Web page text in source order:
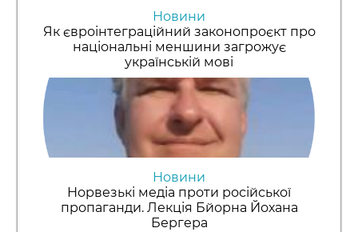
Новини
Як євроінтеграційний законопроєкт про
національні меншини загрожує
українській мові
Новини
Норвезькі медіа проти російської
пропаганди. Лекція Бйорна Йохана
Бергера